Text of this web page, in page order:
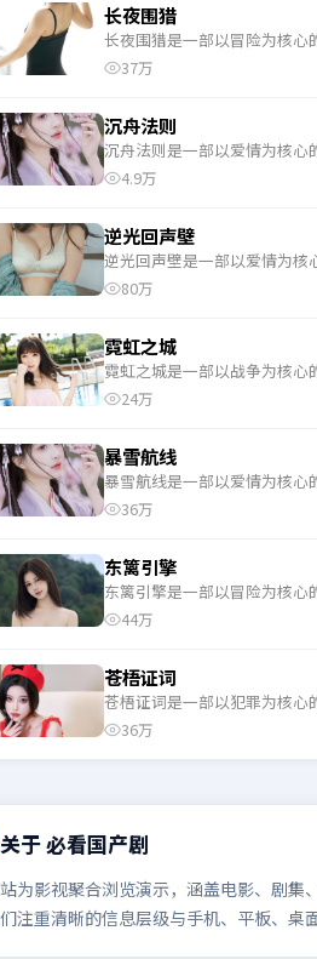
长夜围猎
长夜围猎是一部以冒险为核心
37万
沉舟法则
沉舟法则是一部以爱情为核心
4.9万
逆光回声壁
逆光回声壁是一部以爱情为核
80万
霓虹之城
霓虹之城是一部以战争为核心
24万
暴雪航线
暴雪航线是一部以爱情为核心
36万
东篱引擎
东篱引擎是一部以冒险为核心
44万
苍梧证词
苍梧证词是一部以犯罪为核心
36万
关于必看国产剧
为影视聚合浏览演示，涵盖电影、剧集
注重清晰的信息层级与手机、平板、桌